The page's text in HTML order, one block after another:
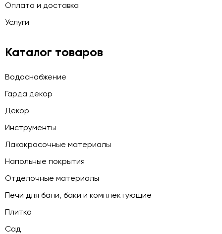
Оплата и доставка
Услуги
Каталог товаров
Водоснабжение
Гарда декор
Декор
Инструменты
Лакокрасочные материалы
Напольные покрытия
Отделочные материалы
Печи для бани, баки и комплектующие
Плитка
Сад